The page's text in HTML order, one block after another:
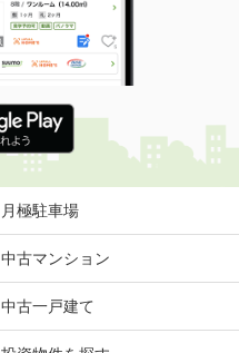
月極駐車場
中古マンション
中古一戸建て